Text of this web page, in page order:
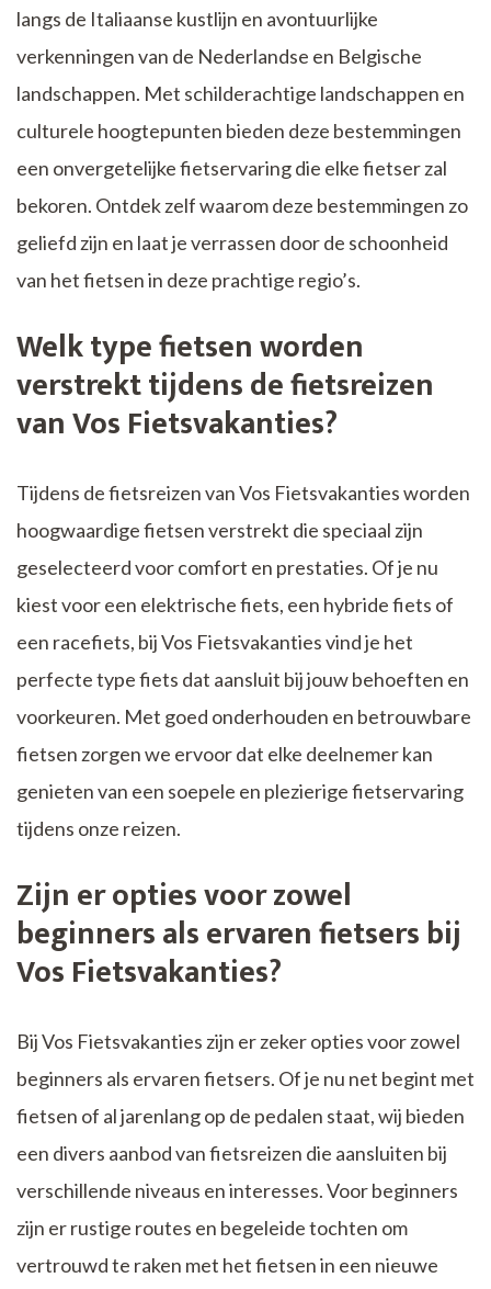
langs de Italiaanse kustlijn en avontuurlijke
verkenningen van de Nederlandse en Belgische
landschappen. Met schilderachtige landschappen en
culturele hoogtepunten bieden deze bestemmingen
een onvergetelijke fietservaring die elke fietser zal
bekoren. Ontdek zelf waarom deze bestemmingen zo
geliefd zijn en laat je verrassen door de schoonheid
van het fietsen in deze prachtige regio’s.
Welk type fietsen worden
verstrekt tijdens de fietsreizen
van Vos Fietsvakanties?
Tijdens de fietsreizen van Vos Fietsvakanties worden
hoogwaardige fietsen verstrekt die speciaal zijn
geselecteerd voor comfort en prestaties. Of je nu
kiest voor een elektrische fiets, een hybride fiets of
een racefiets, bij Vos Fietsvakanties vind je het
perfecte type fiets dat aansluit bij jouw behoeften en
voorkeuren. Met goed onderhouden en betrouwbare
fietsen zorgen we ervoor dat elke deelnemer kan
genieten van een soepele en plezierige fietservaring
tijdens onze reizen.
Zijn er opties voor zowel
beginners als ervaren fietsers bij
Vos Fietsvakanties?
Bij Vos Fietsvakanties zijn er zeker opties voor zowel
beginners als ervaren fietsers. Of je nu net begint met
fietsen of al jarenlang op de pedalen staat, wij bieden
een divers aanbod van fietsreizen die aansluiten bij
verschillende niveaus en interesses. Voor beginners
zijn er rustige routes en begeleide tochten om
vertrouwd te raken met het fietsen in een nieuwe